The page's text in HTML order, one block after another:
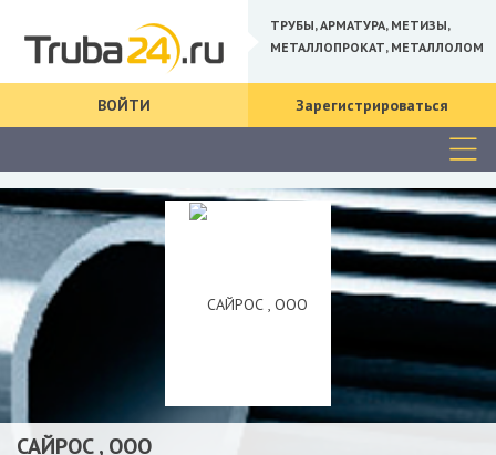
ТРУБЫ, АРМАТУРА, МЕТИЗЫ,
МЕТАЛЛОПРОКАТ, МЕТАЛЛОЛОМ
ВОЙТИ Зарегистрироваться
САЙРОС , ООО